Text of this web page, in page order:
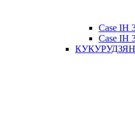
Case IH
Case IH